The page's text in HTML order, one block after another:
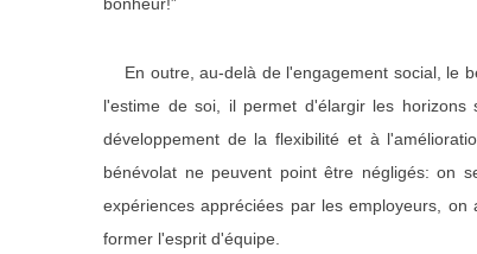
bonheur!”
En outre, au-delà de l'engagement social, le
l'estime de soi, il permet d'élargir les horizons
développement de la flexibilité et à
bénévolat ne peuvent point être négligés: on
expériences appréciées par les employeurs,
former l'esprit d'équipe.